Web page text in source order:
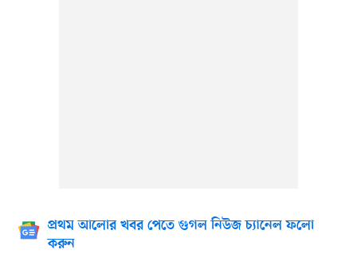
প্রথম আলোর খবর পেতে গুগল নিউজ চ্যানেল ফলো
করুন